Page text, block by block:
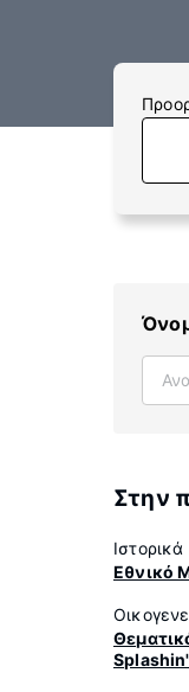
Στην
Ιστορικά
Εθνικό